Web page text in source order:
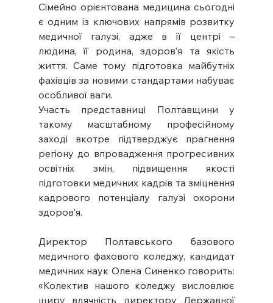
Сімейно орієнтована медицина сьогодні
є одним із ключових напрямів розвитку
медичної галузі, адже в її центрі –
людина, її родина, здоров’я та якість
життя. Саме тому підготовка майбутніх
фахівців за новими стандартами набуває
особливої ваги.
Участь представниці Полтавщини у
такому масштабному професійному
заході вкотре підтверджує прагнення
регіону до впровадження прогресивних
освітніх змін, підвищення якості
підготовки медичних кадрів та зміцнення
кадрового потенціалу галузі охорони
здоров’я.
Директор Полтавського базового
медичного фахового коледжу, кандидат
медичних наук Олена Синенко говорить:
«Колектив нашого коледжу висловлює
щиру вдячність директору Державної